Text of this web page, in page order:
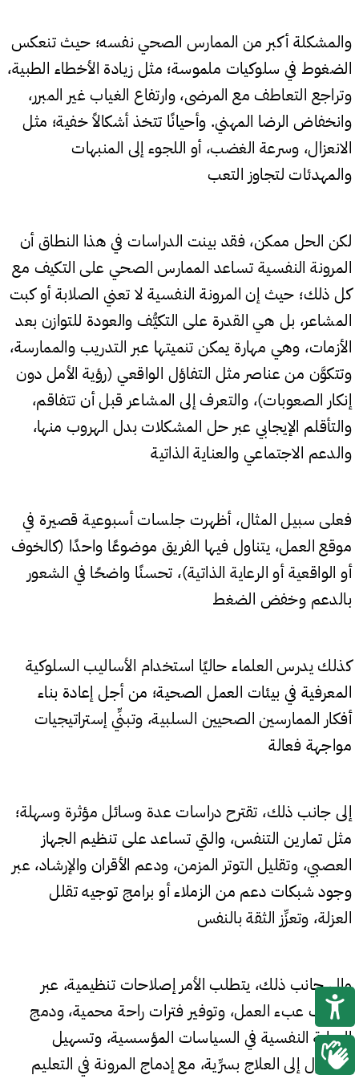
والمشكلة أكبر من الممارس الصحي نفسه؛ حيث تنعكس
الضغوط في سلوكيات ملموسة؛ مثل زيادة الأخطاء الطبية،
وتراجع التعاطف مع المرضى، وارتفاع الغياب غير المبرر،
وانخفاض الرضا المهني. وأحيانًا تتخذ أشكالاً خفية؛ مثل
الانعزال، وسرعة الغضب، أو اللجوء إلى المنبهات
والمهدئات لتجاوز التعب
لكن الحل ممكن، فقد بينت الدراسات في هذا النطاق أن
المرونة النفسية تساعد الممارس الصحي على التكيف مع
كل ذلك؛ حيث إن المرونة النفسية لا تعني الصلابة أو كبت
المشاعر، بل هي القدرة على التكيُّف والعودة للتوازن بعد
الأزمات، وهي مهارة يمكن تنميتها عبر التدريب والممارسة،
وتتكوَّن من عناصر مثل التفاؤل الواقعي (رؤية الأمل دون
إنكار الصعوبات)، والتعرف إلى المشاعر قبل أن تتفاقم،
والتأقلم الإيجابي عبر حل المشكلات بدل الهروب منها،
والدعم الاجتماعي والعناية الذاتية
فعلى سبيل المثال، أظهرت جلسات أسبوعية قصيرة في
موقع العمل، يتناول فيها الفريق موضوعًا واحدًا (كالخوف
أو الواقعية أو الرعاية الذاتية)، تحسنًا واضحًا في الشعور
بالدعم وخفض الضغط
كذلك يدرس العلماء حاليًا استخدام الأساليب السلوكية
المعرفية في بيئات العمل الصحية؛ من أجل إعادة بناء
أفكار الممارسين الصحيين السلبية، وتبنِّي إستراتيجيات
مواجهة فعالة
إلى جانب ذلك، تقترح دراسات عدة وسائل مؤثرة وسهلة؛
مثل تمارين التنفس، والتي تساعد على تنظيم الجهاز
العصبي، وتقليل التوتر المزمن، ودعم الأقران والإرشاد، عبر
وجود شبكات دعم من الزملاء أو برامج توجيه تقلل
العزلة، وتعزِّز الثقة بالنفس
وإلى جانب ذلك، يتطلب الأمر إصلاحات تنظيمية، عبر
تخفيف عبء العمل، وتوفير فترات راحة محمية، ودمج
الرعاية النفسية في السياسات المؤسسية، وتسهيل
الوصول إلى العلاج بسرِّية، مع إدماج المرونة في التعليم